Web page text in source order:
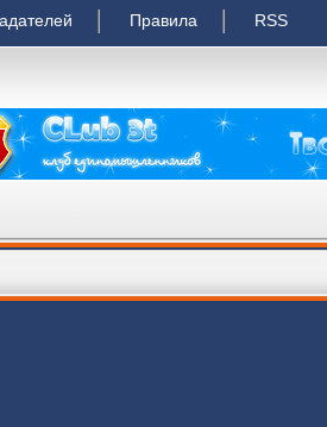
Правила RSS